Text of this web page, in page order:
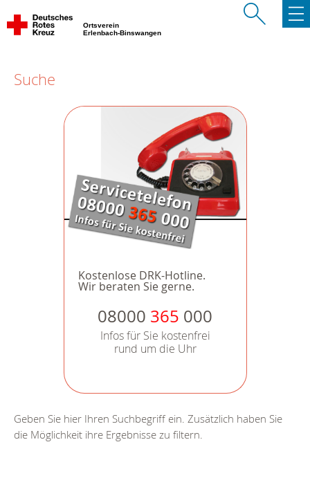
Ortsverein
Erlenbach-Binswangen
Suche
Kostenlose DRK-Hotline.
Wir beraten Sie gerne.
08000 365 000
Infos für Sie kostenfrei
rund um die Uhr
Geben Sie hier Ihren Suchbegriff ein. Zusätzlich haben Sie
die Möglichkeit ihre Ergebnisse zu filtern.